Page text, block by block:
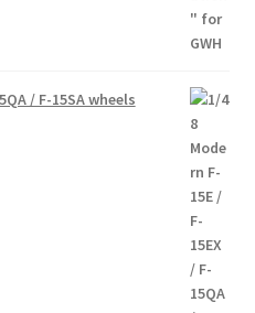
/ F-15SA wheels